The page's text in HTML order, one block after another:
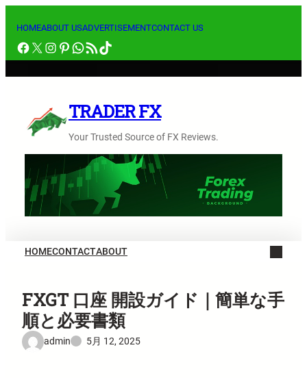
ス
キ
HOMEABOUT USADVERTISEMENTCONTACT US
Facebook
X Instagram
Pinterest
WhatsApp
RSS フィードTikTok
TRADER FX
Your Trusted Source of FX Reviews.
HOMECONTACTABOUT
FXGT 口座 開設ガイド｜簡単な手
順と必要書類
admin 5月 12, 2025